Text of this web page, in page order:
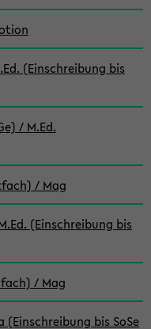
(Einschreibung bis
/ M.Ed.
/ Mag
(Einschreibung bis
/ Mag
bis SoSe